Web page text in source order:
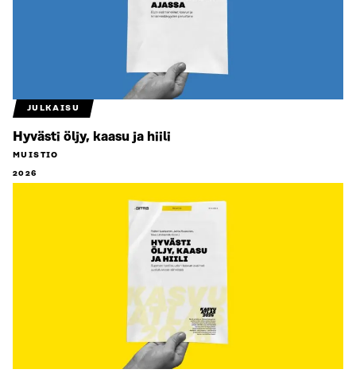
JULKAISU
Hyvästi öljy, kaasu ja hiili
MUISTIO
2026